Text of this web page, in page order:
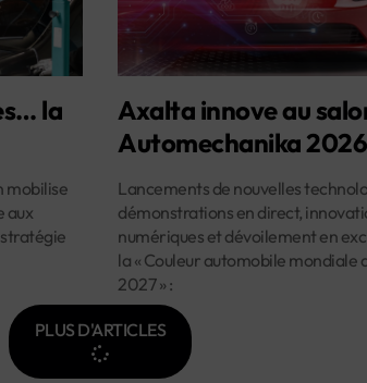
la
mobilise
aux
Axalta innove au
Automechanika 2026
Lancements de nouvelles
démonstrations en direct,
numériques et dévoilement en
la « Couleur automobile mondiale
2027 » :
PLUS D'ARTICLES